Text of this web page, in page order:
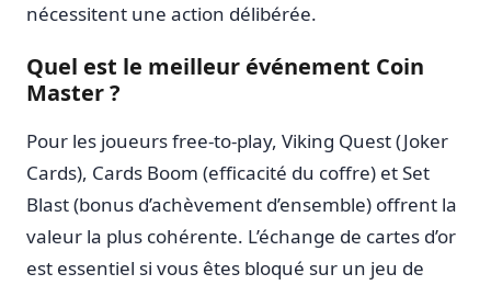
nécessitent une action délibérée.
Quel est le meilleur événement Coin
Master ?
Pour les joueurs free-to-play, Viking Quest (Joker
Cards), Cards Boom (efficacité du coffre) et Set
Blast (bonus d’achèvement d’ensemble) offrent la
valeur la plus cohérente. L’échange de cartes d’or
est essentiel si vous êtes bloqué sur un jeu de